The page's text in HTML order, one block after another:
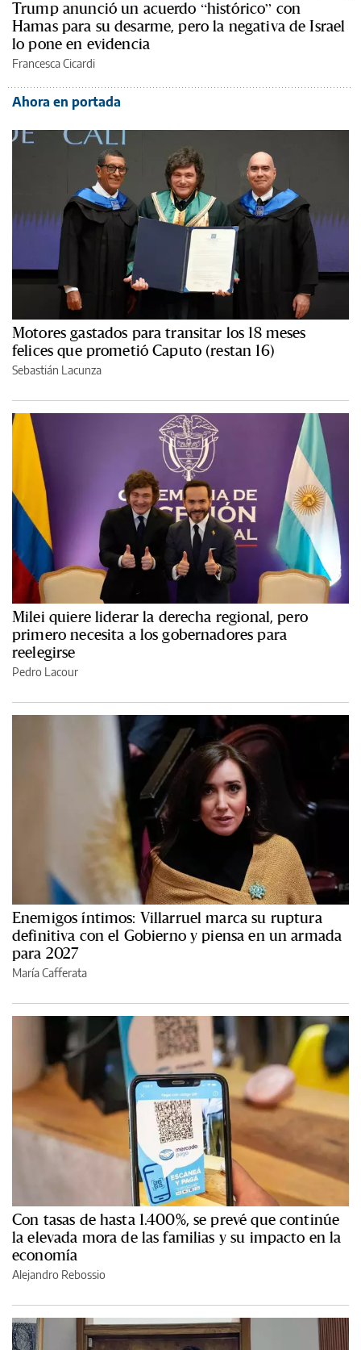
Trump anunció un acuerdo “histórico” con
Hamas para su desarme, pero la negativa de Israel
lo pone en evidencia
Francesca Cicardi
Ahora en portada
Motores gastados para transitar los 18 meses
felices que prometió Caputo (restan 16)
Sebastián Lacunza
Milei quiere liderar la derecha regional, pero
primero necesita a los gobernadores para
reelegirse
Pedro Lacour
Enemigos íntimos: Villarruel marca su ruptura
definitiva con el Gobierno y piensa en un armada
para 2027
María Cafferata
Con tasas de hasta 1.400%, se prevé que continúe
la elevada mora de las familias y su impacto en la
economía
Alejandro Rebossio